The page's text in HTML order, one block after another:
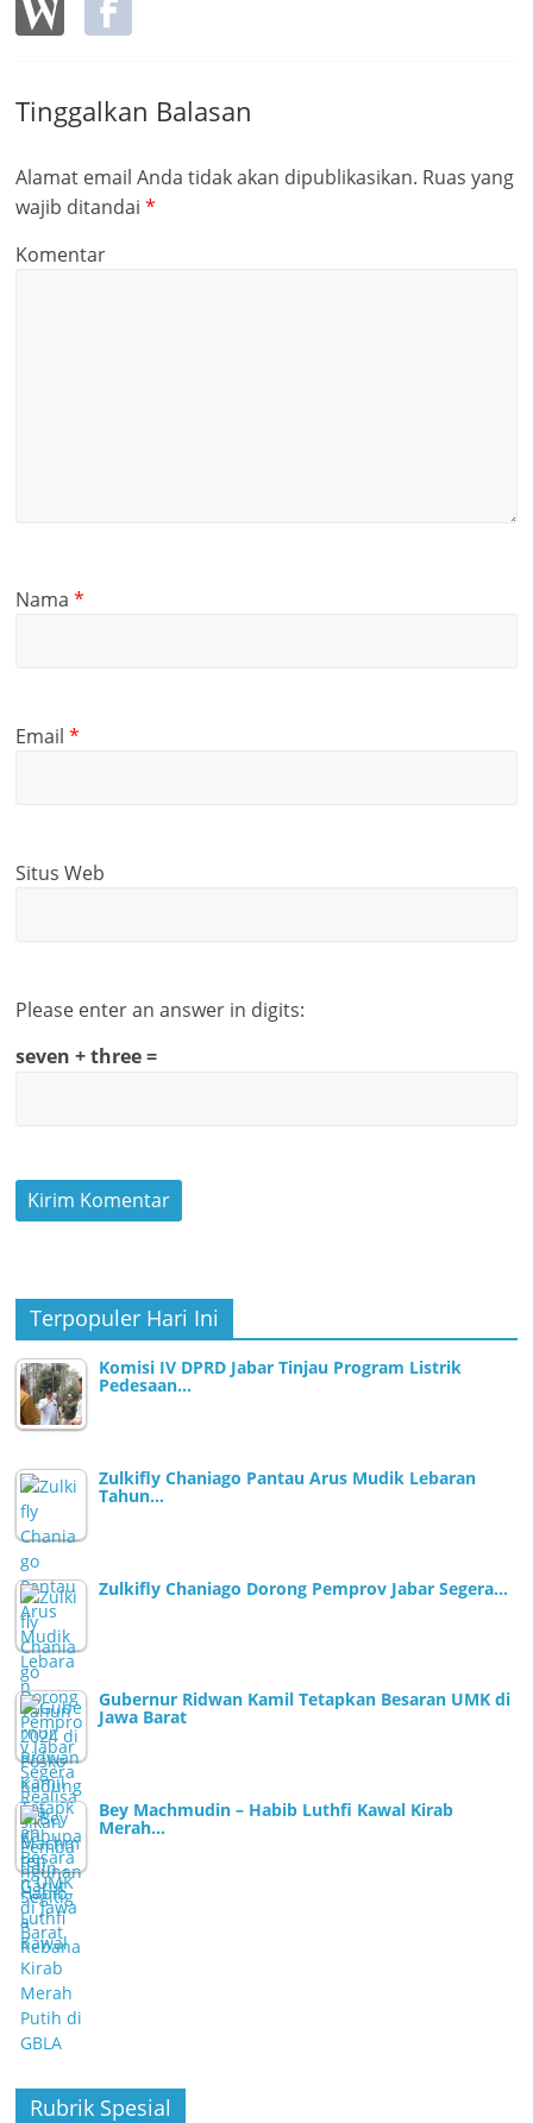
Tinggalkan Balasan
Alamat email Anda tidak akan dipublikasikan. Ruas yang
wajib ditandai*
Komentar
Nama*
Email*
Situs Web
Please enter an answer in digits:
seven + three =
Terpopuler Hari Ini
Komisi IV DPRD Jabar Tinjau Program Listrik
Pedesaan…
Zulkifly Chaniago Pantau Arus Mudik Lebaran
Tahun…
Zulkifly Chaniago Dorong Pemprov Jabar Segera…
Gubernur Ridwan Kamil Tetapkan Besaran UMK di
Jawa Barat
Bey Machmudin – Habib Luthfi Kawal Kirab
Merah…
Rubrik Spesial